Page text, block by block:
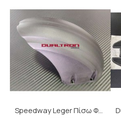
Speedway Leger Πίσω Φτερό